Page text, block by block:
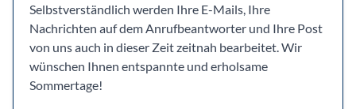
Selbstverständlich werden Ihre E-Mails, Ihre
Nachrichten auf dem Anrufbeantworter und Ihre Post
von uns auch in dieser Zeit zeitnah bearbeitet. Wir
wünschen Ihnen entspannte und erholsame
Sommertage!